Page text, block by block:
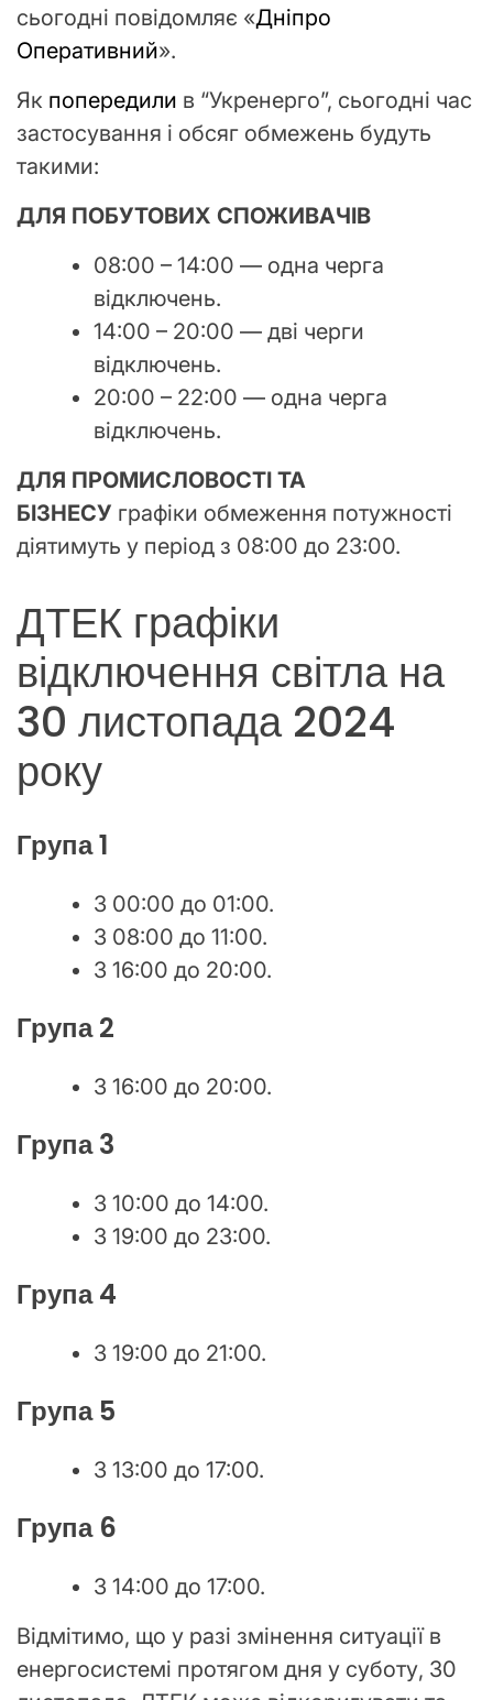
сьогодні повідомляє «Дніпро
Оперативний».
Як попередили в “Укренерго”, сьогодні час
застосування і обсяг обмежень будуть
такими:
ДЛЯ ПОБУТОВИХ СПОЖИВАЧІВ
08:00 – 14:00 — одна черга
відключень.
14:00 – 20:00 — дві черги
відключень.
20:00 – 22:00 — одна черга
відключень.
ДЛЯ ПРОМИСЛОВОСТІ ТА
БІЗНЕСУ графіки обмеження потужності
діятимуть у період з 08:00 до 23:00.
ДТЕК графіки
відключення світла на
30 листопада 2024
року
Група 1
З 00:00 до 01:00.
З 08:00 до 11:00.
З 16:00 до 20:00.
Група 2
З 16:00 до 20:00.
Група 3
З 10:00 до 14:00.
З 19:00 до 23:00.
Група 4
З 19:00 до 21:00.
Група 5
З 13:00 до 17:00.
Група 6
З 14:00 до 17:00.
Відмітимо, що у разі змінення ситуації в
енергосистемі протягом дня у суботу, 30